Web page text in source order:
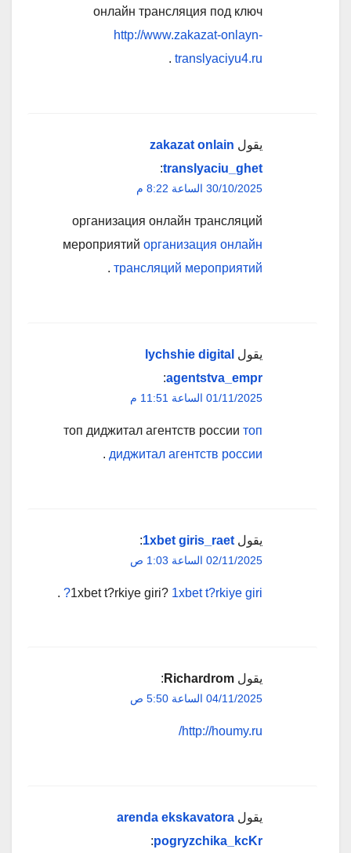
онлайн трансляция под ключ
http://www.zakazat-onlayn-
translyaciyu4.ru
.
يقول zakazat onlain
translyaciu_ghet
:
30/10/2025 الساعة 8:22 م
организация онлайн трансляций
мероприятий организация онлайн
трансляций мероприятий
.
يقول lychshie digital
agentstva_empr
:
01/11/2025 الساعة 11:51 م
топ диджитал агентств россии топ
диджитал агентств россии
.
يقول 1xbet giris_raet
:
02/11/2025 الساعة 1:03 ص
1xbet t?rkiye giri? 1xbet t?rkiye giri?
.
يقول Richardrom
:
04/11/2025 الساعة 5:50 ص
http://houmy.ru/
يقول arenda ekskavatora
pogryzchika_kcKr
: